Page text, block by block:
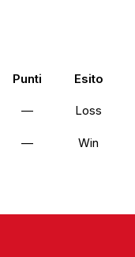
Punti Esito
— Loss
— Win